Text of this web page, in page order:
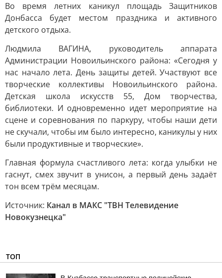
Во время летних каникул площадь Защитников
Донбасса будет местом праздника и активного
детского отдыха.
Людмила ВАГИНА, руководитель аппарата
Администрации Новоильинского района: «Сегодня у
нас начало лета. День защиты детей. Участвуют все
творческие коллективы Новоильинского района.
Детская школа искусств 55, Дом творчества,
библиотеки. И одновременно идет мероприятие на
сцене и соревнования по паркуру, чтобы наши дети
не скучали, чтобы им было интересно, каникулы у них
были продуктивные и творческие».
Главная формула счастливого лета: когда улыбки не
гаснут, смех звучит в унисон, а первый день задаёт
тон всем трём месяцам.
Источник: Канал в МАКС "ТВН Телевидение
Новокузнецка"
ТОП